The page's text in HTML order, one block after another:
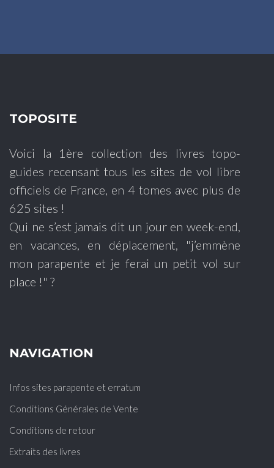
TOPOSITE
Voici la 1ère collection des livres topo-
guides recensant tous les sites de vol libre
officiels de France, en 4 tomes avec plus de
625 sites !
Qui ne s’est jamais dit un jour en week-end,
en vacances, en déplacement, "j’emmène
mon parapente et je ferai un petit vol sur
place !" ?
NAVIGATION
Infos sites parapente et erratum
Conditions Générales de Vente
Conditions de retour
Extraits des livres